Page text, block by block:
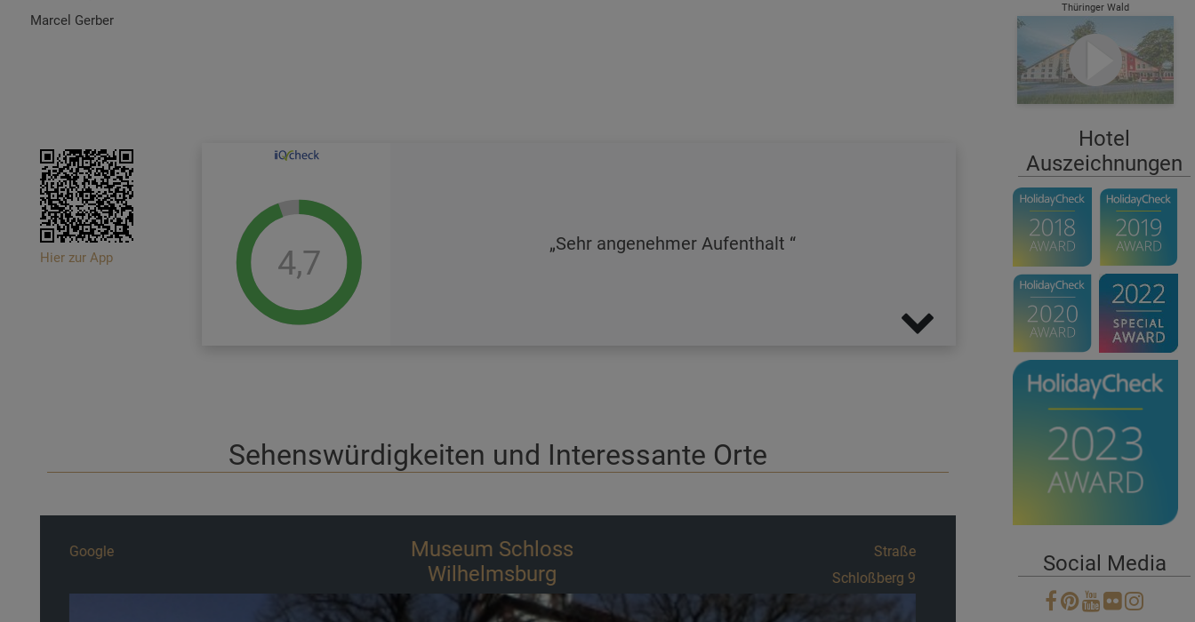
Marcel Gerber
Hier zur App 4,7 Sehr angenehmer Aufenthalt
Sehenswürdigkeiten und Interessante Orte
Google Wildgehege Ehrental
Straße
Ehrental
Thüringer Wald
Hotel
Auszeichnungen
Social Media